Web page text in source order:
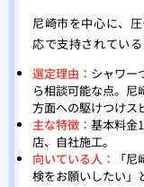
尼崎市を中心に、
応で支持されている
選定理由： シャワー
ら相談可能な点。
方面への駆けつけス
主な特徴： 基本料金
店、自社施工。
向いている人：
「
検をお願いしたい」